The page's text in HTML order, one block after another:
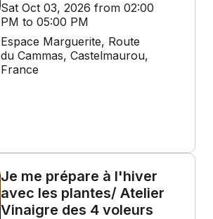
Sat Oct 03, 2026 from 02:00
PM to 05:00 PM
Espace Marguerite, Route
du Cammas, Castelmaurou,
France
Je me prépare à l'hiver
avec les plantes/ Atelier
Vinaigre des 4 voleurs